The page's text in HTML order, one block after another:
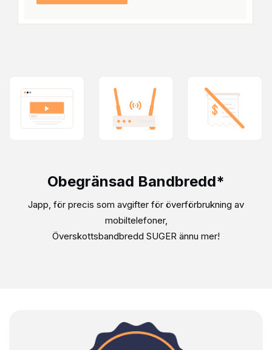
Obegränsad Bandbredd*
Japp, för precis som avgifter för överförbrukning av
mobiltelefoner,
Överskottsbandbredd SUGER ännu mer!